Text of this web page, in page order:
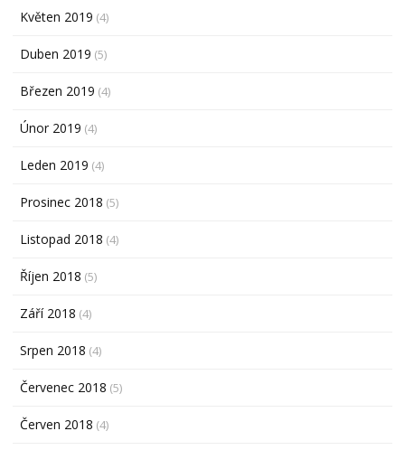
Květen 2019 (4)
Duben 2019 (5)
Březen 2019 (4)
Únor 2019 (4)
Leden 2019 (4)
Prosinec 2018 (5)
Listopad 2018 (4)
Říjen 2018 (5)
Září 2018 (4)
Srpen 2018 (4)
Červenec 2018 (5)
Červen 2018 (4)